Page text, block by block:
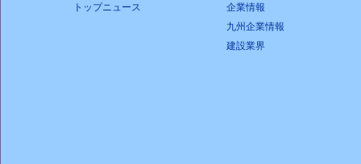
トップニュース
企業情報
九州企業情報
建設業界